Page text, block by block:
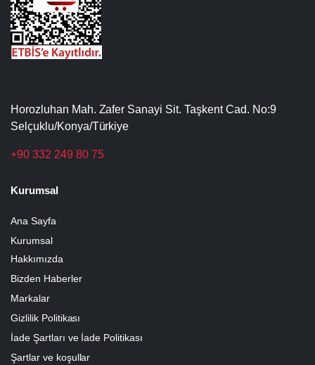
Horozluhan Mah. Zafer Sanayi Sit. Taşkent Cad. No:9
Selçuklu/Konya/Türkiye
+90 332 249 80 75
Kurumsal
Ana Sayfa
Kurumsal
Hakkımızda
Bizden Haberler
Markalar
Gizlilik Politikası
İade Şartları ve İade Politikası
Şartlar ve koşullar